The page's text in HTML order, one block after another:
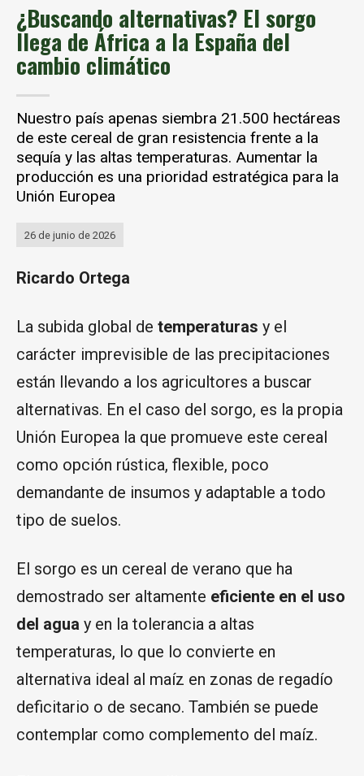
¿Buscando alternativas? El sorgo
llega de África a la España del
cambio climático
Nuestro país apenas siembra 21.500 hectáreas
de este cereal de gran resistencia frente a la
sequía y las altas temperaturas. Aumentar la
producción es una prioridad estratégica para la
Unión Europea
26 de junio de 2026
Ricardo Ortega
La subida global de temperaturas y el
carácter imprevisible de las precipitaciones
están llevando a los agricultores a buscar
alternativas. En el caso del sorgo, es la propia
Unión Europea la que promueve este cereal
como opción rústica, flexible, poco
demandante de insumos y adaptable a todo
tipo de suelos.
El sorgo es un cereal de verano que ha
demostrado ser altamente eficiente en el uso
del agua y en la tolerancia a altas
temperaturas, lo que lo convierte en
alternativa ideal al maíz en zonas de regadío
deficitario o de secano. También se puede
contemplar como complemento del maíz.